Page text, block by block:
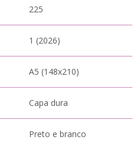
225
1 (2026)
A5 (148x210)
Capa dura
Preto e branco